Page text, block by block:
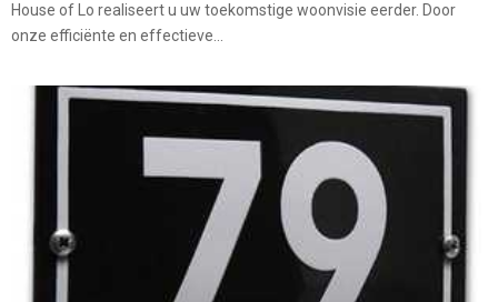
House of Lo realiseert u uw toekomstige woonvisie eerder. Door
onze efficiënte en effectieve...